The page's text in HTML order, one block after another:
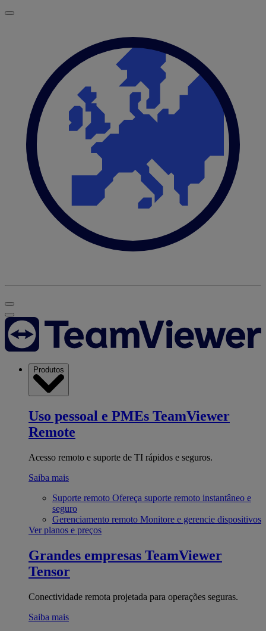
Produtos
Uso pessoal e PMEs TeamViewer
Remote
Acesso remoto e suporte de TI rápidos e seguros.
Saiba mais
Suporte remoto Ofereça suporte remoto instantâneo e
seguro
Gerenciamento remoto Monitore e gerencie dispositivos
Ver planos e preços
Grandes empresas TeamViewer
Tensor
Conectividade remota projetada para operações seguras.
Saiba mais